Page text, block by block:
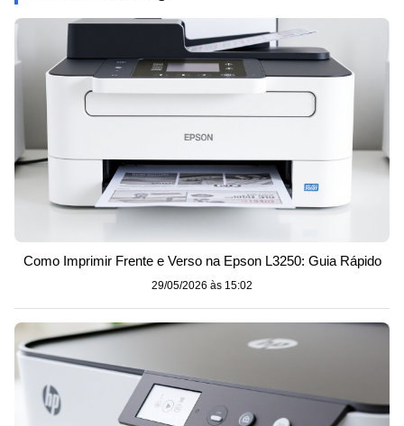
Como Imprimir Frente e Verso na Epson L3250: Guia Rápido
29/05/2026 às 15:02